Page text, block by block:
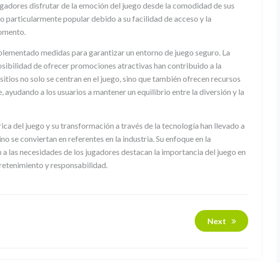
disfrutar de la emoción del juego desde la comodidad de sus
particularmente popular debido a su facilidad de acceso y la
medidas para garantizar un entorno de juego seguro. La
de ofrecer promociones atractivas han contribuido a la
no solo se centran en el juego, sino que también ofrecen recursos
a los usuarios a mantener un equilibrio entre la diversión y la
del juego y su transformación a través de la tecnología han llevado a
se conviertan en referentes en la industria. Su enfoque en la
las necesidades de los jugadores destacan la importancia del juego en
y responsabilidad.
Next